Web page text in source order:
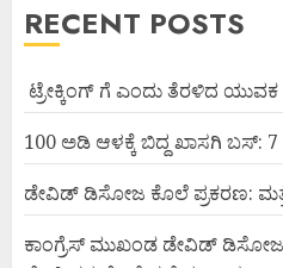
RECENT POSTS
ಟ್ರೇಕ್ಕಿಂಗ್ ಗೆ ಎಂದು ತೆರಳಿದ ಯುವಕ
100 ಅಡಿ ಆಳಕ್ಕೆ ಬಿದ್ದ ಖಾಸಗಿ ಬಸ್:
ಡೇವಿಡ್ ಡಿಸೋಜ ಕೊಲೆ ಪ್ರಕರಣ:
ಕಾಂಗ್ರೆಸ್ ಮುಖಂಡ ಡೇವಿಡ್